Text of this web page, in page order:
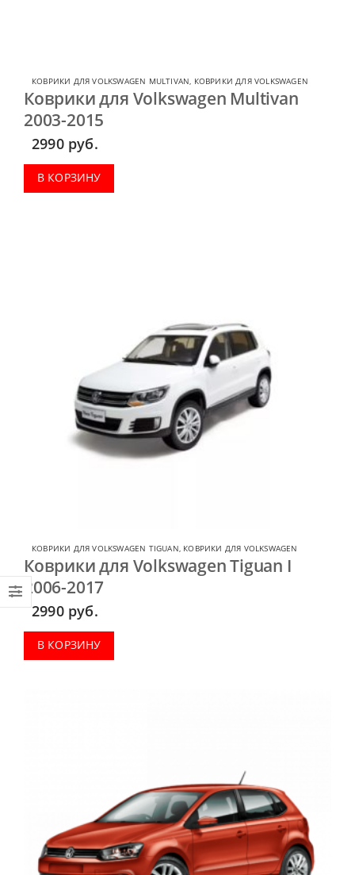
КОВРИКИ ДЛЯ VOLKSWAGEN MULTIVAN КОВРИКИ ДЛЯ VOLKSWAGEN
Коврики для Volkswagen Multivan
2003-2015
2990 руб.
В КОРЗИНУ
КОВРИКИ ДЛЯ VOLKSWAGEN TIGUAN КОВРИКИ ДЛЯ VOLKSWAGEN
Коврики для Volkswagen Tiguan I
2006-2017
2990 руб.
В КОРЗИНУ